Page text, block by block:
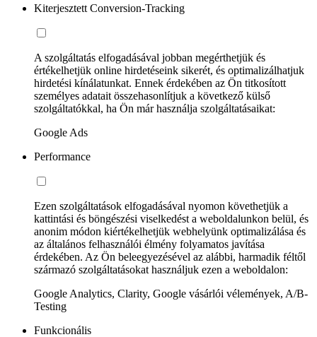
Kiterjesztett Conversion-Tracking
A szolgáltatás elfogadásával jobban megérthetjük és
értékelhetjük online hirdetéseink sikerét, és optimalizálhatjuk
hirdetési kínálatunkat. Ennek érdekében az Ön titkosított
személyes adatait összehasonlítjuk a következő külső
szolgáltatókkal, ha Ön már használja szolgáltatásaikat:
Google Ads
Performance
Ezen szolgáltatások elfogadásával nyomon követhetjük a
kattintási és böngészési viselkedést a weboldalunkon belül, és
anonim módon kiértékelhetjük webhelyünk optimalizálása és
az általános felhasználói élmény folyamatos javítása
érdekében. Az Ön beleegyezésével az alábbi, harmadik féltől
származó szolgáltatásokat használjuk ezen a weboldalon:
Google Analytics, Clarity, Google vásárlói vélemények, A/B-
Testing
Funkcionális